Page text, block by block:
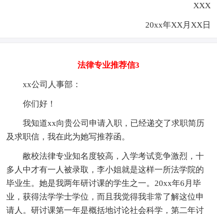
XXX
20xx年XX月XX日
法律专业推荐信3
xx公司人事部：
你们好！
我知道xx向贵公司申请入职，已经递交了求职简历
及求职信，我在此为她写推荐函。
敝校法律专业知名度较高，入学考试竞争激烈，十
多人中才有一人被录取，李小姐就是这样一所法学院的
毕业生。她是我两年研讨课的学生之一。20xx年6月毕
业，获得法学学士学位，而且我觉得我非常了解这位申
请人。研讨课第一年是概括地讨论社会科学，第二年讨